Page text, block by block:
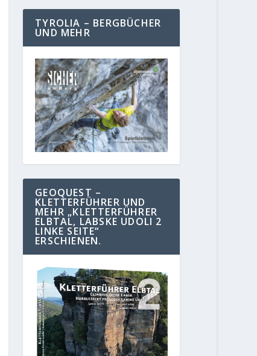
TYROLIA – BERGBÜCHER
UND MEHR
GEOQUEST –
KLETTERFÜHRER UND
MEHR „KLETTERFÜHRER
ELBTAL, LABSKE UDOLI 2
LINKE SEITE“
ERSCHIENEN.